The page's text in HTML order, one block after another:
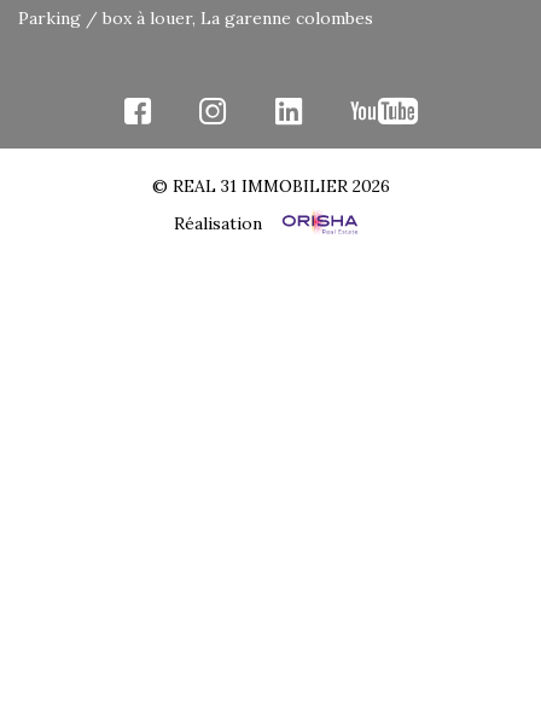
Parking / box à louer, La garenne colombes
© REAL 31 IMMOBILIER 2026
Réalisation